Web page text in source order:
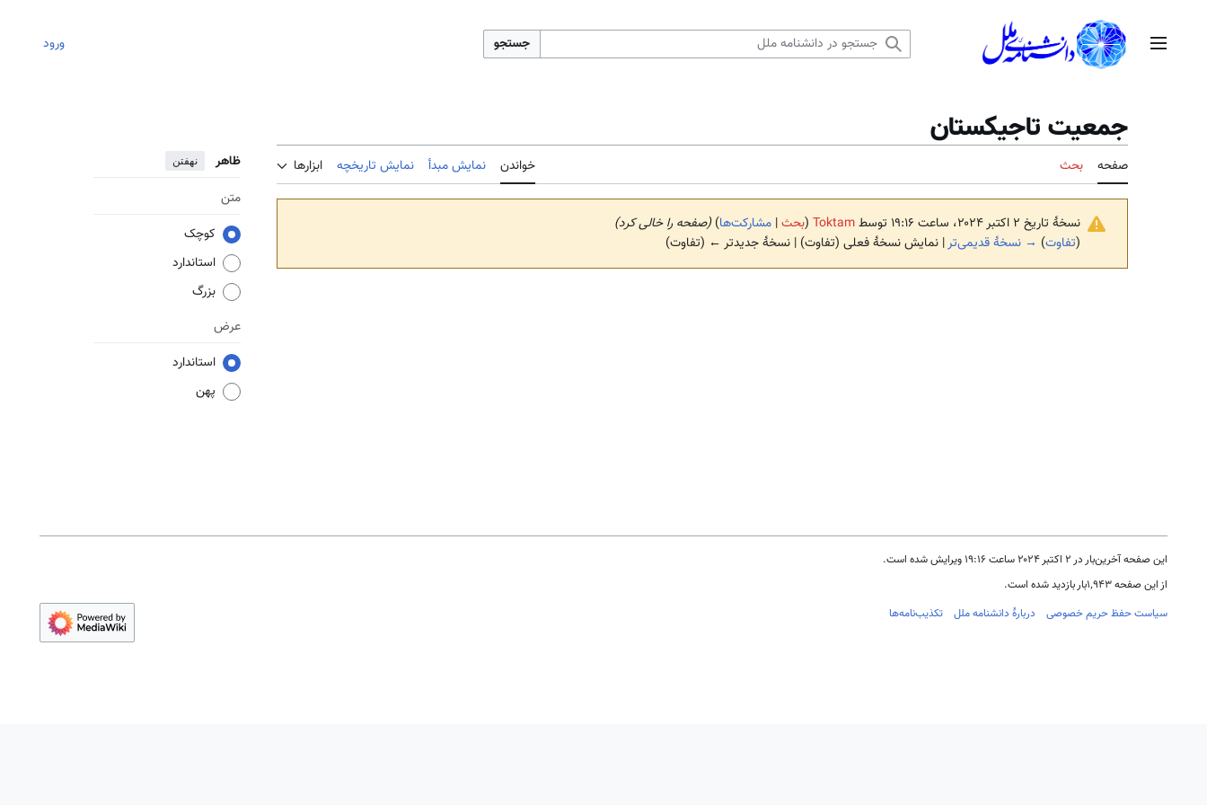
منوی اصلی جستجو ورود
جمعیت تاجیکستان
صفحه بحث خواندن نمایش مبدأ نمایش تاریخچه ابزارها ظاهر نهفتن
متن
کوچک
استاندارد
بزرگ
عرض
استاندارد
پهن
نسخهٔ تاریخ ‏۲ اکتبر ۲۰۲۴، ساعت ۱۹:۱۶ توسط Toktam
(بحث| مشارکت‌ها) (صفحه را خالی کرد)
(تفاوت) → نسخهٔ قدیمی‌تر| نمایش نسخهٔ فعلی (تفاوت) | نسخهٔ جدیدتر ← (تفاوت)
این صفحه آخرین‌بار در ‏۲ اکتبر ۲۰۲۴ ساعت ‏۱۹:۱۶ ویرایش شده است.
از این صفحه ۱٬۹۴۳بار بازدید شده است.
سیاست حفظ حریم خصوصی
دربارهٔ دانشنامه ملل تکذیب‌نامه‌ها